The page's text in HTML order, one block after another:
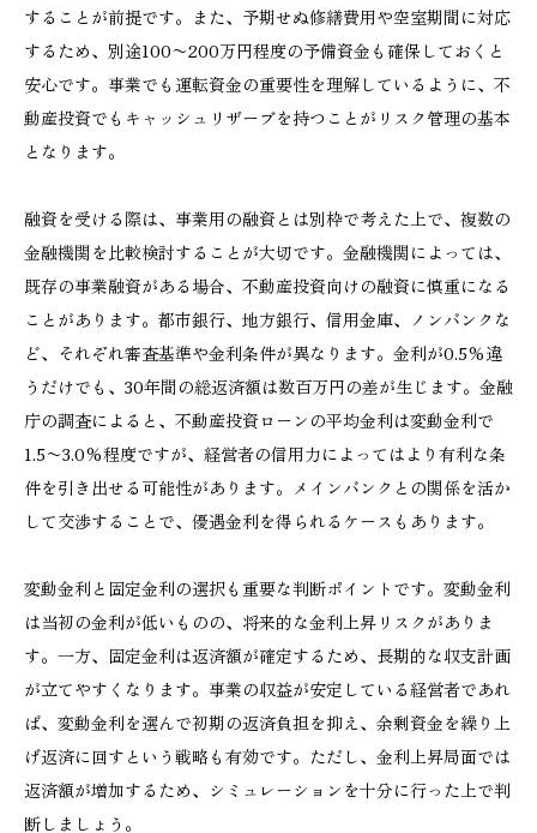
することが前提です。また、予期せぬ修繕費用や空室期間に対応
するため、別途100〜200万円程度の予備資金も確保しておくと
安心です。事業でも運転資金の重要性を理解しているように、不
動産投資でもキャッシュリザーブを持つことがリスク管理の基本
となります。
融資を受ける際は、事業用の融資とは別枠で考えた上で、複数の
金融機関を比較検討することが大切です。金融機関によっては、
既存の事業融資がある場合、不動産投資向けの融資に慎重になる
ことがあります。都市銀行、地方銀行、信用金庫、ノンバンクな
ど、それぞれ審査基準や金利条件が異なります。金利が0.5%違
うだけでも、30年間の総返済額は数百万円の差が生じます。金融
庁の調査によると、不動産投資ローンの平均金利は変動金利で
1.5〜3.0%程度ですが、経営者の信用力によってはより有利な条
件を引き出せる可能性があります。メインバンクとの関係を活か
して交渉することで、優遇金利を得られるケースもあります。
変動金利と固定金利の選択も重要な判断ポイントです。変動金利
は当初の金利が低いものの、将来的な金利上昇リスクがありま
す。一方、固定金利は返済額が確定するため、長期的な収支計画
が立てやすくなります。事業の収益が安定している経営者であれ
ば、変動金利を選んで初期の返済負担を抑え、余剰資金を繰り上
げ返済に回すという戦略も有効です。ただし、金利上昇局面では
返済額が増加するため、シミュレーションを十分に行った上で判
断しましょう。